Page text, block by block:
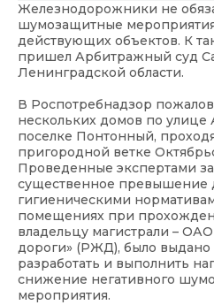
Железнодорожники не
шумозащитные
действующих объектов. К
пришел Арбитражный суд
Ленинградской области.
В Роспотребнадзор
нескольких домов по улице
поселке Понтонный,
пригородной ветке
Проведенные экспертами
существенное превышение
гигиеническими
помещениях при
владельцу магистрали –
дороги» (РЖД), было
разработать и выполнить
снижение негативного
мероприятия.